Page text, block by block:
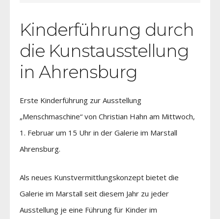
Kinderführung durch
die Kunstausstellung
in Ahrensburg
Erste Kinderführung zur Ausstellung
„Menschmaschine“ von Christian Hahn am Mittwoch,
1. Februar um 15 Uhr in der Galerie im Marstall
Ahrensburg.
Als neues Kunstvermittlungskonzept bietet die
Galerie im Marstall seit diesem Jahr zu jeder
Ausstellung je eine Führung für Kinder im